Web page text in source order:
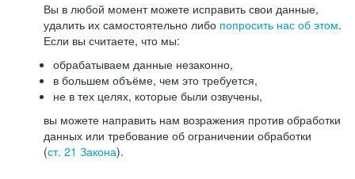
Вы в любой момент можете исправить свои данные,
удалить их самостоятельно либо попросить нас об этом.
Если вы считаете, что мы:
обрабатываем данные незаконно,
в большем объёме, чем это требуется,
не в тех целях, которые были озвучены,
вы можете направить нам возражения против обработки
данных или требование об ограничении обработки
(ст. 21 Закона).